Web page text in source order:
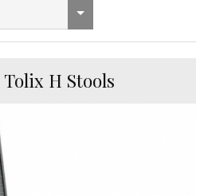
H Stools